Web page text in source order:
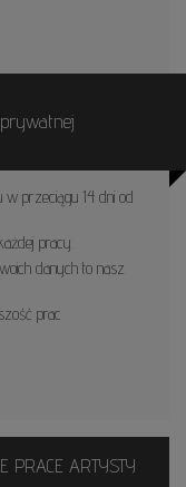
przeciągu 14 dni od
pracy.
danych to nasz
prac
PRACE ARTYSTY